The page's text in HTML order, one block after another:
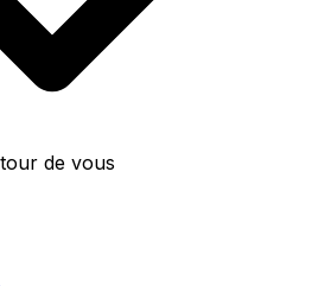
de vous